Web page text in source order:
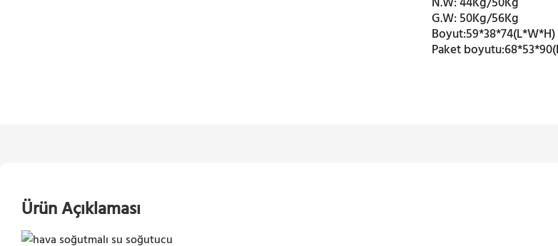
G.W:50Kg/56Kg
Boyut:59*38*74(L*W*H)
Paket boyutu:
Ürün Açıklaması